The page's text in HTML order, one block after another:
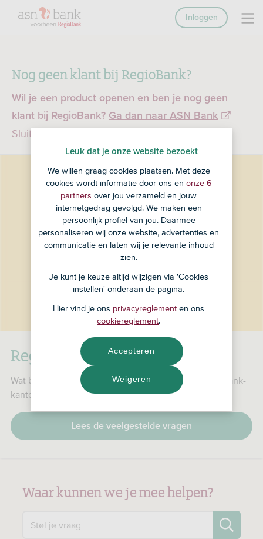
Nog geen klant bij RegioBank?
Wil je een product openen en ben je nog geen
klant bij RegioBank? Ga dan naar ASN Bank
Sluiten
Inloggen
RegioBank is nu ASN Bank
Wat betekent dat voor jou, je producten en je RegioBank-
kantoor?
Lees de veelgestelde vragen
Waar kunnen we je mee helpen?
Stel je vraag
Leuk dat je onze website bezoekt
We willen graag cookies plaatsen. Met deze
cookies wordt informatie door ons en onze 6
partners over jou verzameld en jouw
internetgedrag gevolgd. We maken een
persoonlijk profiel van jou. Daarmee
personaliseren wij onze website, advertenties en
communicatie en laten wij je relevante inhoud
zien.
Je kunt je keuze altijd wijzigen via 'Cookies
instellen' onderaan de pagina.
Hier vind je ons privacyreglement en ons
cookiereglement.
Weigeren
Accepteren